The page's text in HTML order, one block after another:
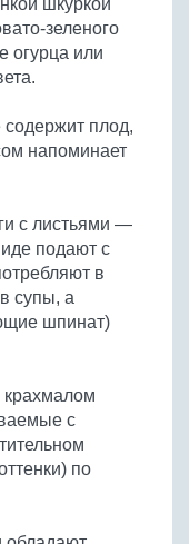
шкуркой
зеленого
огурца или
содержит плод,
напоминает
с листьями —
подают с
в
супы, а
шпинат)
с
по